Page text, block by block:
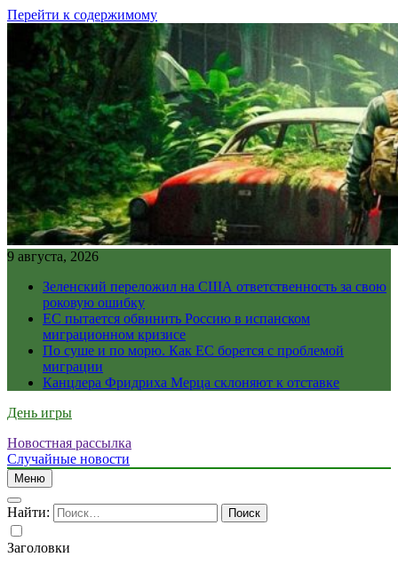
Перейти к содержимому
9 августа, 2026
Зеленский переложил на США ответственность за свою
роковую ошибку
ЕС пытается обвинить Россию в испанском
миграционном кризисе
По суше и по морю. Как ЕС борется с проблемой
миграции
Канцлера Фридриха Мерца склоняют к отставке
День игры
Новостная рассылка
Случайные новости
Меню
Найти:
Заголовки